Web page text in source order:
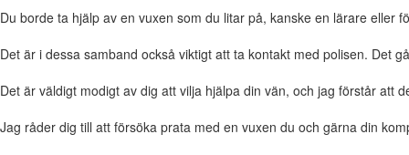
Du borde ta hjälp av en vuxen som du litar på, kanske en lärare eller
Det är i dessa samband också viktigt att ta kontakt med polisen. Det
Det är väldigt modigt av dig att vilja hjälpa din vän, och jag förstår att
Jag råder dig till att försöka prata med en vuxen du och gärna din